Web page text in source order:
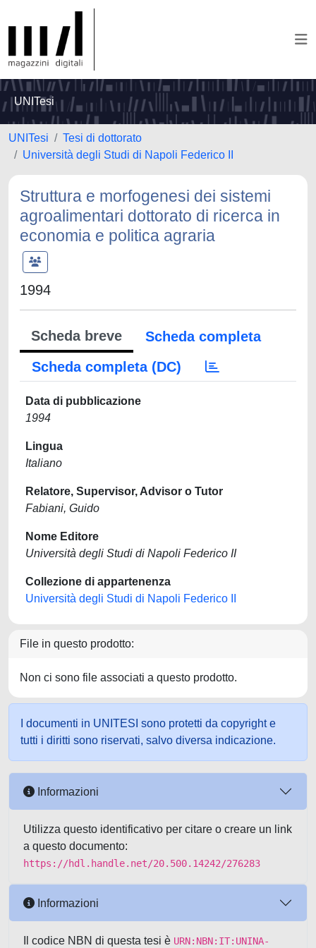
UNITesi
UNITesi
Tesi di dottorato
Università degli Studi di Napoli Federico II
Struttura e morfogenesi dei sistemi
agroalimentari dottorato di ricerca in
economia e politica agraria
1994
Scheda breve
Scheda completa
Scheda completa (DC)
Data di pubblicazione
1994
Lingua
Italiano
Relatore, Supervisor, Advisor o Tutor
Fabiani, Guido
Nome Editore
Università degli Studi di Napoli Federico II
Collezione di appartenenza
Università degli Studi di Napoli Federico II
File in questo prodotto:
Non ci sono file associati a questo prodotto.
I documenti in UNITESI sono protetti da copyright e
tutti i diritti sono riservati, salvo diversa indicazione.
Informazioni
Utilizza questo identificativo per citare o creare un link
a questo documento:
https://hdl.handle.net/20.500.14242/276283
Informazioni
Il codice NBN di questa tesi è URN:NBN:IT:UNINA-